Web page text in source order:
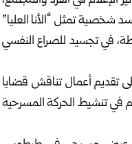
شخصية تمثل “الأنا العليا”
في تجسيد للصراع النفسي
تقديم أعمال تناقش قضايا
في تنشيط الحركة المسرحية